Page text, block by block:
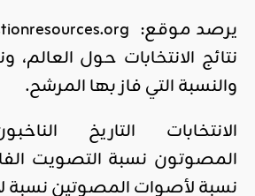
يرصد موقع:
نتائج الانتخابات حول
والنسبة التي فاز بها المرشح.
الانتخابات التاريخ
المصوتون نسبة التصويت
نسبة لأصوات المصوتين نسبة